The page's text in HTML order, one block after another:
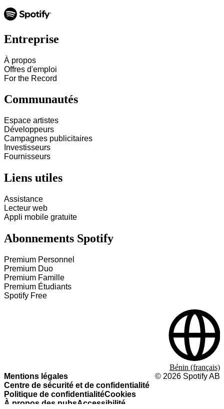
Entreprise
À propos
Offres d'emploi
For the Record
Communautés
Espace artistes
Développeurs
Campagnes publicitaires
Investisseurs
Fournisseurs
Liens utiles
Assistance
Lecteur web
Appli mobile gratuite
Abonnements Spotify
Premium Personnel
Premium Duo
Premium Famille
Premium Étudiants
Spotify Free
Mentions légales
Centre de sécurité et de confidentialité
Politique de confidentialitéCookies
À propos des pubsAccessibilité
© 2026 Spotify AB
Bénin (français)